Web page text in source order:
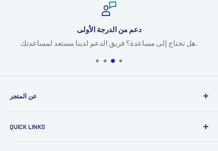
دعم من الدرجة الأولى
هل تحتاج إلى مساعدة؟ فريق الدعم لدينا مستعد لمساعدتك.
عن المتجر
واسعة من المنتجات مع تجارب تسوق سلسة. من خلال
QUICK LINKS